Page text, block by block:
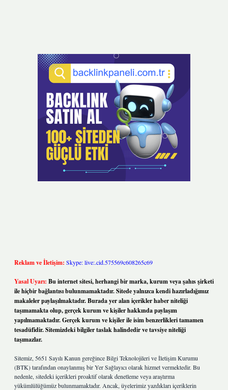
Reklam ve İletişim: Skype: live:.cid.575569c608265c69
Yasal Uyarı: Bu internet sitesi, herhangi bir marka, kurum veya şahıs şirketi
ile hiçbir bağlantısı bulunmamaktadır. Sitede yalnızca kendi hazırladığımız
makaleler paylaşılmaktadır. Burada yer alan içerikler haber niteliği
taşımamakta olup, gerçek kurum ve kişiler hakkında paylaşım
yapılmamaktadır. Gerçek kurum ve kişiler ile isim benzerlikleri tamamen
tesadüfidir. Sitemizdeki bilgiler taslak halindedir ve tavsiye niteliği
taşımazlar.
Sitemiz, 5651 Sayılı Kanun gereğince Bilgi Teknolojileri ve İletişim Kurumu
(BTK) tarafından onaylanmış bir Yer Sağlayıcı olarak hizmet vermektedir. Bu
nedenle, sitedeki içerikleri proaktif olarak denetleme veya araştırma
yükümlülüğümüz bulunmamaktadır. Ancak, üyelerimiz yazdıkları içeriklerin